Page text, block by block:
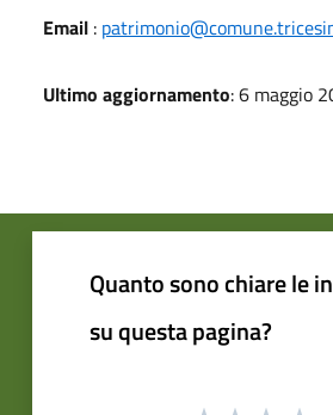
Email :
Ultimo aggiornamento: 6 maggio
Quanto sono chiare le
su questa pagina?